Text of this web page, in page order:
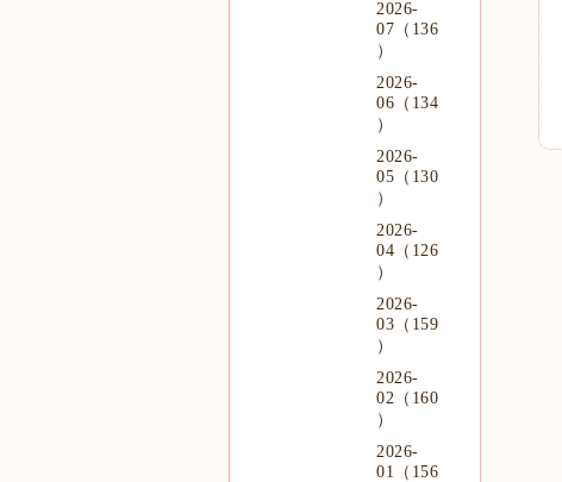
2026-
07（136
）
2026-
06（134
）
2026-
05（130
）
2026-
04（126
）
2026-
03（159
）
2026-
02（160
）
2026-
01（156